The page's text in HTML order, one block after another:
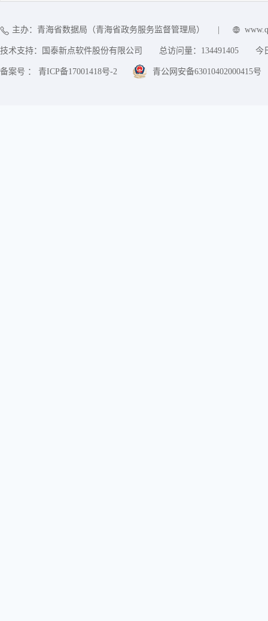
主办：青海省数据局（青海省政务服务监督管理局）
技术支持：国泰新点软件股份有限公司 总访问量： 134491405 今
备案号 ： 青ICP备17001418号-2 青公网安备63010402000415号